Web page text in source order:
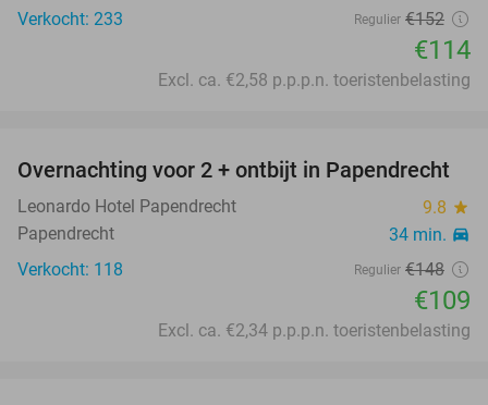
Verkocht: 233 Regulier €152
€114
Excl. ca. €2,58 p.p.p.n. toeristenbelasting
26%
Overnachting voor 2 + ontbijt in Papendrecht
Leonardo Hotel Papendrecht 9.8 star
Papendrecht 34 min. directions_car
Verkocht: 118 Regulier €148
€109
Excl. ca. €2,34 p.p.p.n. toeristenbelasting